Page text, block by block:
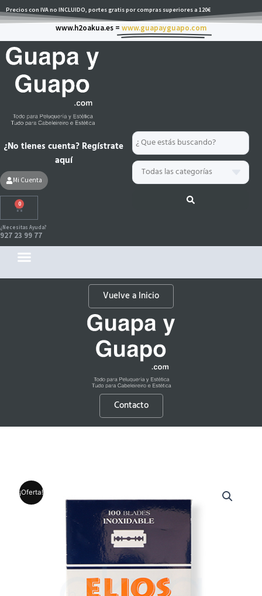
al
Precios con IVA no INCLUIDO, portes gratis por compras superiores a 120€
www.h2oakua.es = www.guapayguapo.com
Search
...
¿No tienes cuenta? Regístrate
aquí
Mi Cuenta
0
Carrito
¿Necesitas Ayuda?
927 23 99 77
Vuelve a Inicio
Contacto
¡Oferta!